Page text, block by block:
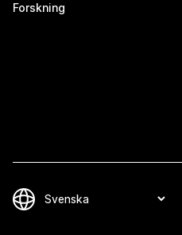
Forskning